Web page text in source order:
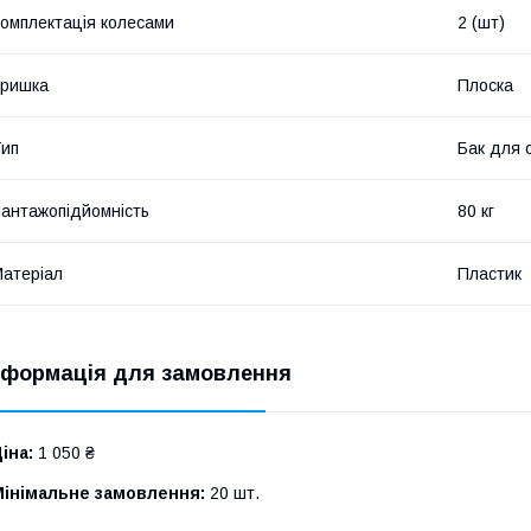
колесами 2 (шт)
Плоска
Бак для
80 кг
Пластик
для замовлення
1 050 ₴
замовлення: 20 шт.